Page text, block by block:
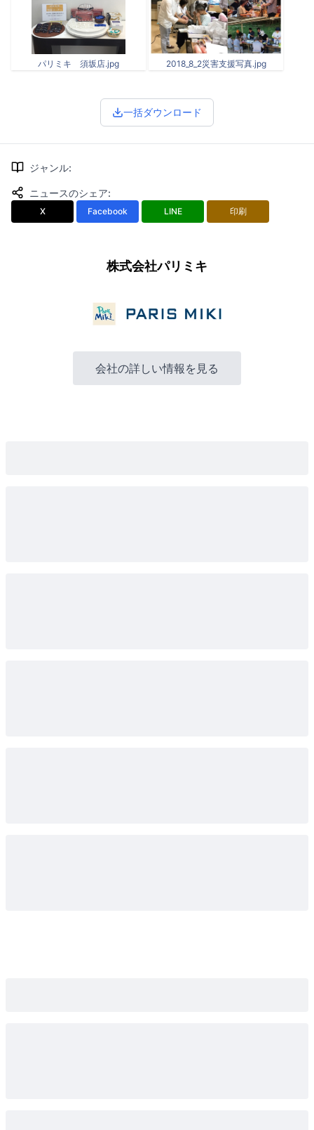
パリミキ 須坂店.jpg 2018_8_2災害支援写真.jpg
一括ダウンロード
ジャンル:
ニュースのシェア:
X Facebook LINE 印刷
株式会社パリミキ
会社の詳しい情報を見る